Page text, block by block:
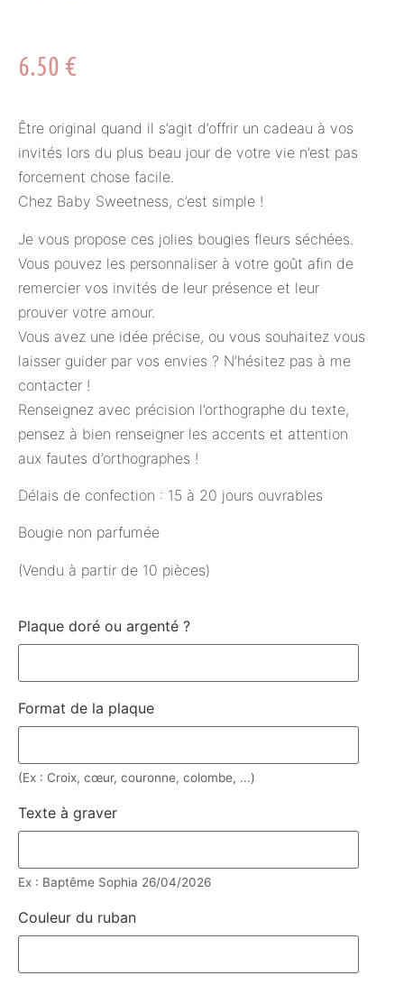
6.50 €
Être original quand il s’agit d’offrir un cadeau à vos
invités lors du plus beau jour de votre vie n’est pas
forcement chose facile.
Chez Baby Sweetness, c’est simple !
Je vous propose ces jolies bougies fleurs séchées.
Vous pouvez les personnaliser à votre goût afin de
remercier vos invités de leur présence et leur
prouver votre amour.
Vous avez une idée précise, ou vous souhaitez vous
laisser guider par vos envies ? N’hésitez pas à me
contacter !
Renseignez avec précision l’orthographe du texte,
pensez à bien renseigner les accents et attention
aux fautes d’orthographes !
Délais de confection : 15 à 20 jours ouvrables
Bougie non parfumée
(Vendu à partir de 10 pièces)
Plaque doré ou argenté ?
Format de la plaque
(Ex : Croix, cœur, couronne, colombe, ...)
Texte à graver
Ex : Baptême Sophia 26/04/2026
Couleur du ruban